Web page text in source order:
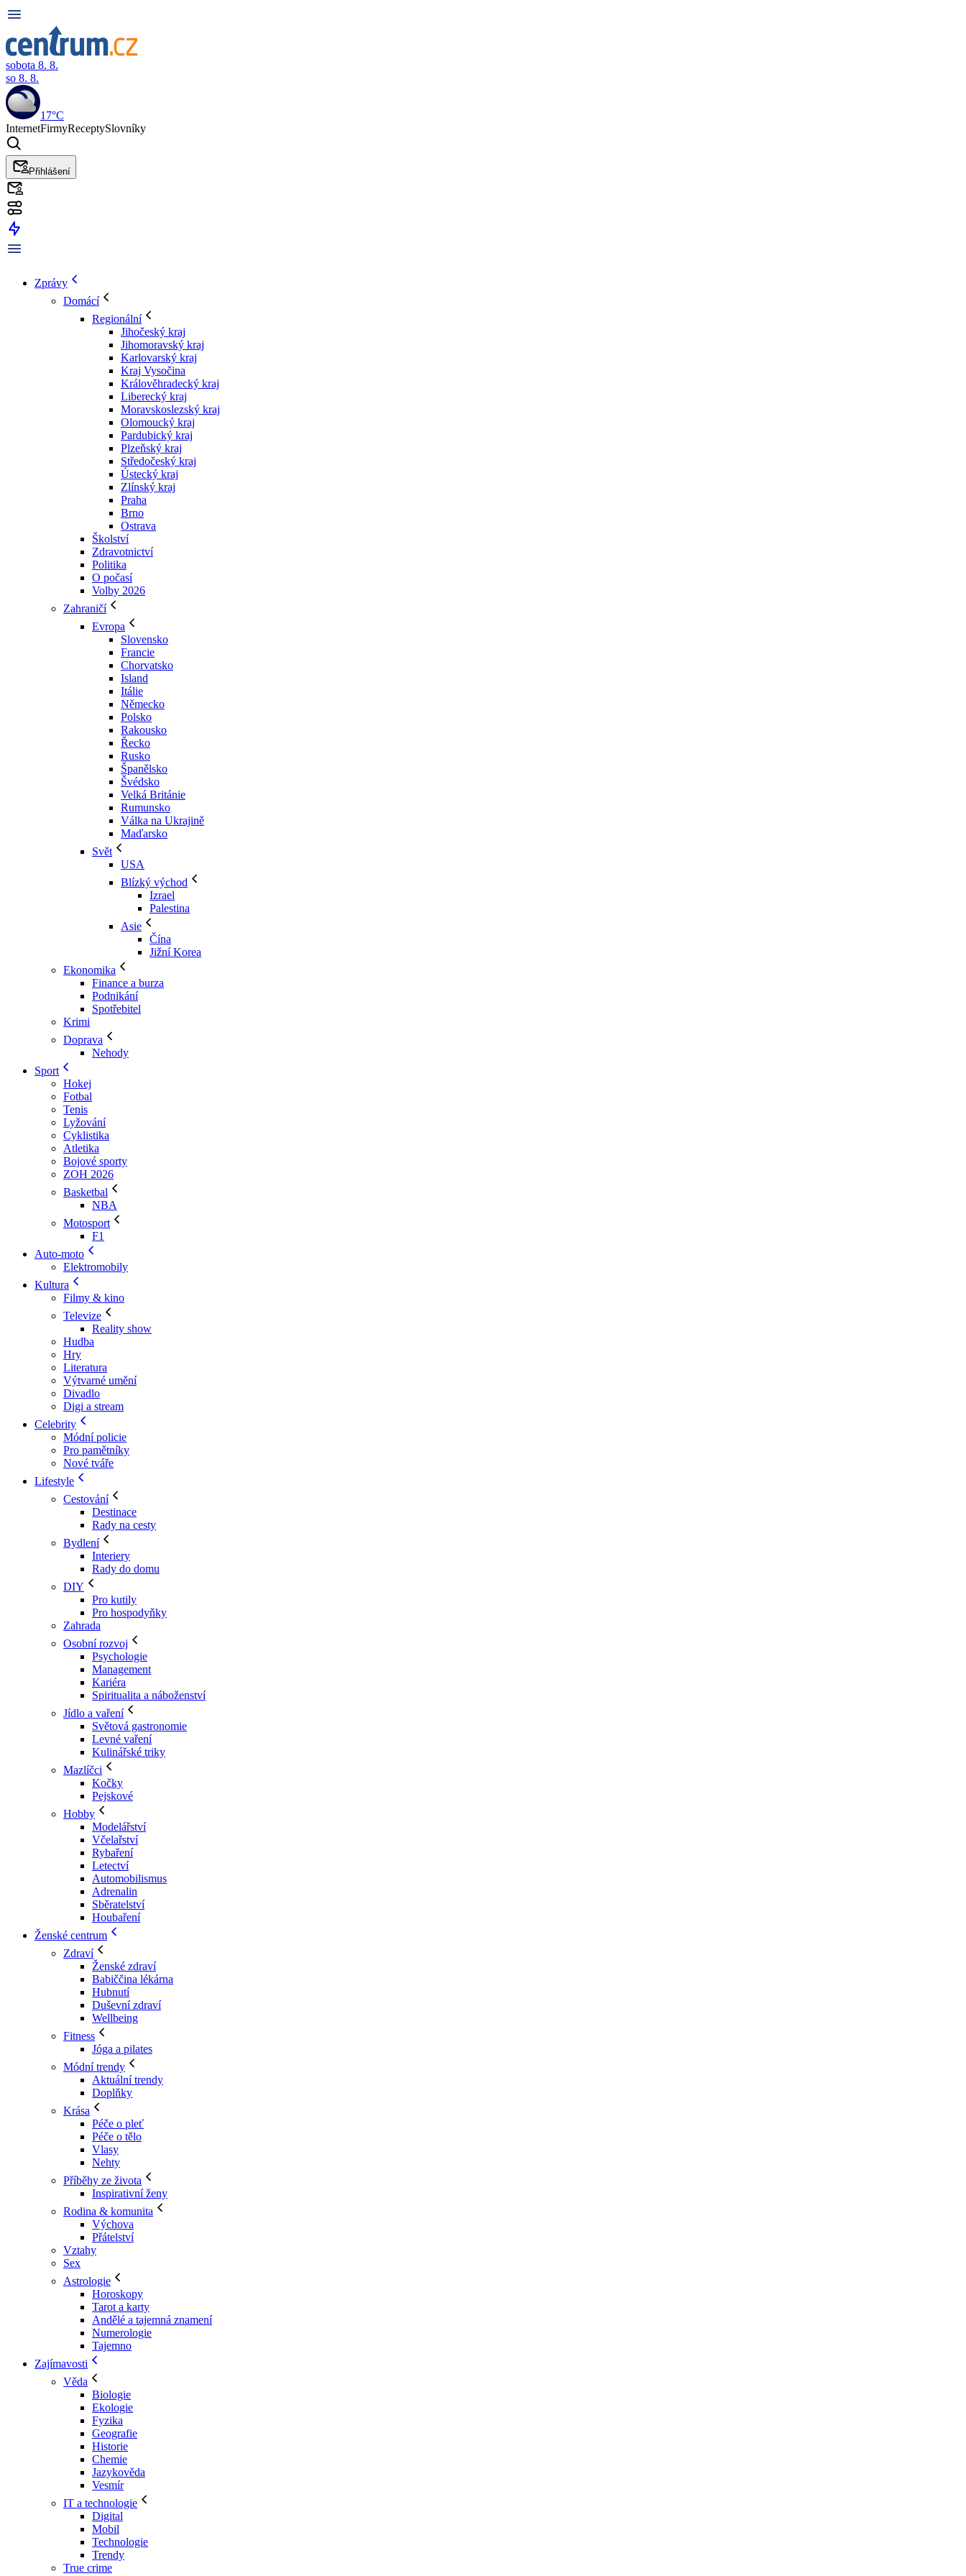
sobota 8. 8.
so 8. 8.
17°C
InternetFirmyReceptySlovníky
Přihlášení
Zprávy
Domácí
Regionální
Jihočeský kraj
Jihomoravský kraj
Karlovarský kraj
Kraj Vysočina
Králověhradecký kraj
Liberecký kraj
Moravskoslezský kraj
Olomoucký kraj
Pardubický kraj
Plzeňský kraj
Středočeský kraj
Ústecký kraj
Zlínský kraj
Praha
Brno
Ostrava
Školství
Zdravotnictví
Politika
O počasí
Volby 2026
Zahraničí
Evropa
Slovensko
Francie
Chorvatsko
Island
Itálie
Německo
Polsko
Rakousko
Řecko
Rusko
Španělsko
Švédsko
Velká Británie
Rumunsko
Válka na Ukrajině
Maďarsko
Svět
USA
Blízký východ
Izrael
Palestina
Asie
Čína
Jižní Korea
Ekonomika
Finance a burza
Podnikání
Spotřebitel
Krimi
Doprava
Nehody
Sport
Hokej
Fotbal
Tenis
Lyžování
Cyklistika
Atletika
Bojové sporty
ZOH 2026
Basketbal
NBA
Motosport
F1
Auto-moto
Elektromobily
Kultura
Filmy & kino
Televize
Reality show
Hudba
Hry
Literatura
Výtvarné umění
Divadlo
Digi a stream
Celebrity
Módní policie
Pro pamětníky
Nové tváře
Lifestyle
Cestování
Destinace
Rady na cesty
Bydlení
Interiery
Rady do domu
DIY
Pro kutily
Pro hospodyňky
Zahrada
Osobní rozvoj
Psychologie
Management
Kariéra
Spiritualita a náboženství
Jídlo a vaření
Světová gastronomie
Levné vaření
Kulinářské triky
Mazlíčci
Kočky
Pejskové
Hobby
Modelářství
Včelařství
Rybaření
Letectví
Automobilismus
Adrenalin
Sběratelství
Houbaření
Ženské centrum
Zdraví
Ženské zdraví
Babiččina lékárna
Hubnutí
Duševní zdraví
Wellbeing
Fitness
Jóga a pilates
Módní trendy
Aktuální trendy
Doplňky
Krása
Péče o pleť
Péče o tělo
Vlasy
Nehty
Příběhy ze života
Inspirativní ženy
Rodina & komunita
Výchova
Přátelství
Vztahy
Sex
Astrologie
Horoskopy
Tarot a karty
Andělé a tajemná znamení
Numerologie
Tajemno
Zajímavosti
Věda
Biologie
Ekologie
Fyzika
Geografie
Historie
Chemie
Jazykověda
Vesmír
IT a technologie
Digital
Mobil
Technologie
Trendy
True crime